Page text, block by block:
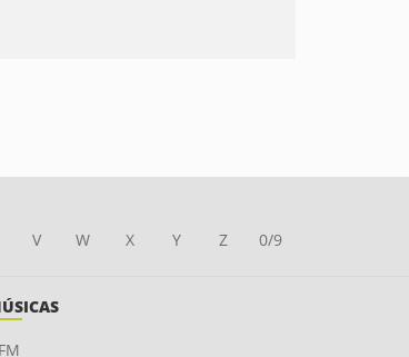
V W X Y Z 0/9